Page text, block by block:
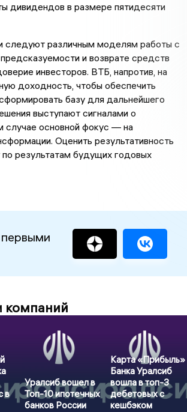
дивидендов в размере пятидесяти
следуют различным моделям работы с
и возврате средств
инвесторов. ВТБ, напротив, на
доходность, чтобы обеспечить
базу для дальнейшего
выступают сигналами о
случае основной фокус — на
Оценить результативность
результатам будущих годовых
компаний
в
Уралсиб вошел в
Топ-10 ипотечных
банков России
Карта «Прибыль»
Банка Уралсиб
вошла в топ-3
дебетовых с
кешбэком